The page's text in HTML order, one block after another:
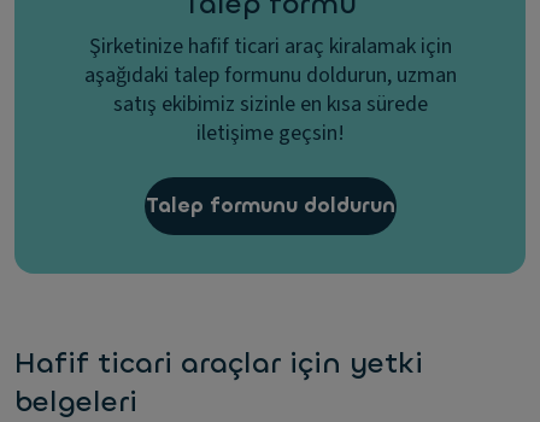
Şirketinize hafif ticari araç kiralamak için
aşağıdaki talep formunu doldurun, uzman
satış ekibimiz sizinle en kısa sürede
iletişime geçsin!
Talep formunu doldurun
Hafif ticari araçlar için yetki
belgeleri